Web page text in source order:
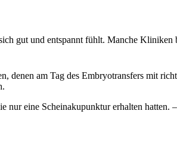
gut und entspannt fühlt. Manche Kliniken
denen am Tag des Embryotransfers mit
eine Scheinakupunktur erhalten hatten.